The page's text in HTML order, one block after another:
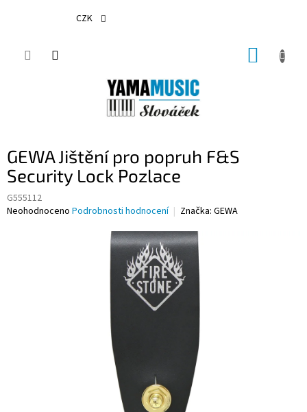
CZK
GEWA Jištění pro popruh F&S
Security Lock Pozlace
G555112
Průměrné
Neohodnoceno Podrobnosti hodnocení Značka: GEWA